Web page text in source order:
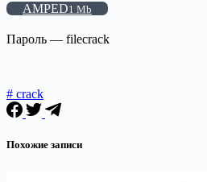
AMPED1 Mb
Пароль — filecrack
# crack
Похожие записи